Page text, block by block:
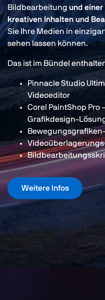
Bildbearbeitung und einer
kreativen Inhalten und
Sie Ihre Medien in
sehen lassen können.
Das ist im Bündel
Pinnacle Studio
Videoeditor
Corel PaintShop
Grafikdesign-
Weitere Infos